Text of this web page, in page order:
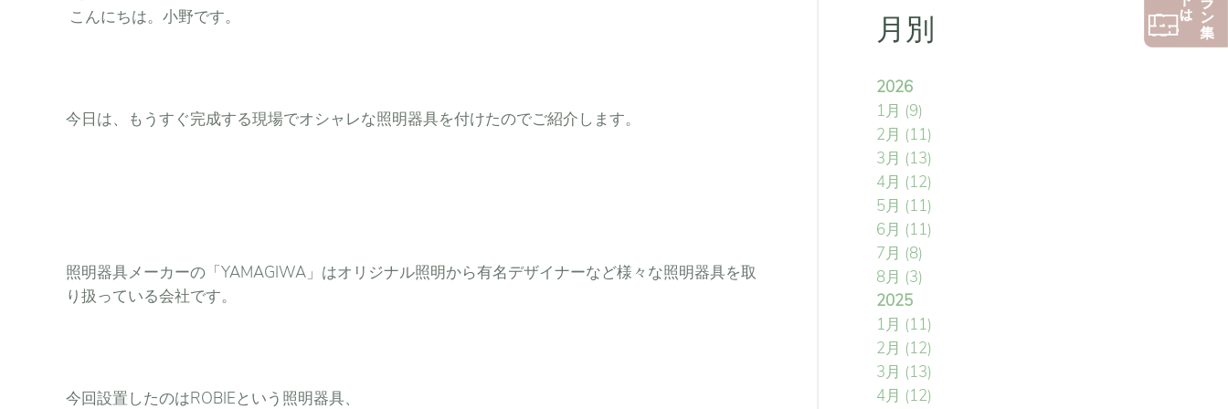
こんにちは。小野です。
今日は、もうすぐ完成する現場でオシャレな照明器具を付けたのでご紹介します。
照明器具メーカーの「YAMAGIWA」はオリジナル照明から有名デザイナーなど様々な照明器具を取
り扱っている会社です。
今回設置したのはROBIEという照明器具、
月別
2026
1月 (9)
2月 (11)
3月 (13)
4月 (12)
5月 (11)
6月 (11)
7月 (8)
8月 (3)
2025
1月 (11)
2月 (12)
3月 (13)
4月 (12)